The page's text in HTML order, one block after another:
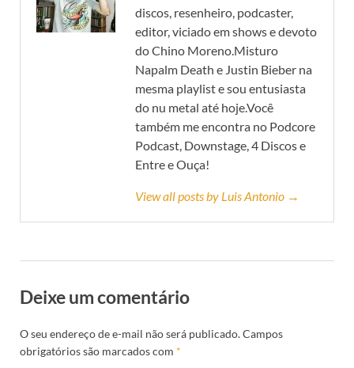
discos, resenheiro, podcaster,
editor, viciado em shows e devoto
do Chino Moreno.Misturo
Napalm Death e Justin Bieber na
mesma playlist e sou entusiasta
do nu metal até hoje.Você
também me encontra no Podcore
Podcast, Downstage, 4 Discos e
Entre e Ouça!
View all posts by Luis Antonio →
Deixe um comentário
O seu endereço de e-mail não será publicado.Campos
obrigatórios são marcados com *